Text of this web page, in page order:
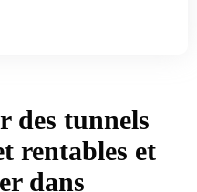
des tunnels
rentables et
dans